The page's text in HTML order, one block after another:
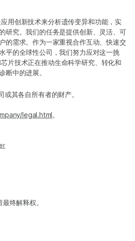
用创新技术来分析遗传变异和功能，实
研究。我们的任务是提供创新、灵活、可
的需求。作为一家重视合作互动、快速交
平的全球性公司，我们努力应对这一挑
片技术正在推动生命科学研究、转化和
断中的进展。
或其各自所有者的财产。
legal.html。
终解释权。